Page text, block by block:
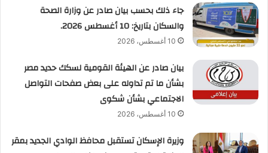
جاء ذلك بحسب بيان صادر عن وزارة الصحة
والسكان بتاريخ: 10 أغسطس 2026.
10 أغسطس، 2026
بيان صادر عن الهيئة القومية لسكك حديد مصر
بشأن ما تم تداوله على بعض صفحات التواصل
الاجتماعي بشأن شكوى
10 أغسطس، 2026
وزيرة الإسكان تستقبل محافظ الوادي الجديد بمقر